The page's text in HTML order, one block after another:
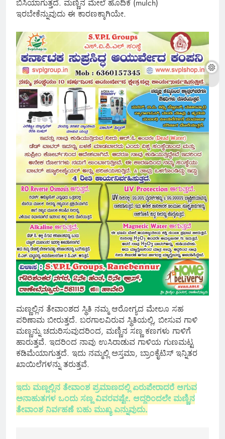
ಬಿಸಿಯಾಗುತ್ತದೆ. ಮಣ್ಣಿನ ಮೇಲೆ ಹೊದಿಕೆ (mulch)
ಇರಬೇಕೆನ್ನುವುದು ಈ ಕಾರಣಕ್ಕಾಗಿಯೇ.
ಮಣ್ಣಲ್ಲಿನ ತೇವಾಂಶದ ಸ್ಥಿತಿ ನಮ್ಮ ಆರೋಗ್ಯದ ಮೇಲೂ ಸಹ
ಪರಿಣಾಮ ಬೀರುತ್ತದೆ. ಬರಗಾಲವಿರುವ ಸ್ಥಿತಿಯಲ್ಲಿ, ಬೀಸುವ ಗಾಳಿ
ಮಣ್ಣನ್ನು ಚದುರಿಸುವುದರಿಂದ, ಮಣ್ಣಿನ ಸಣ್ಣ ಕಣಗಳು ಗಾಳಿಗೆ
ಹಾರುತ್ತವೆ. ಇದರಿಂದ ನಾವು ಉಸಿರಾಡುವ ಗಾಳಿಯ ಗುಣಮಟ್ಟ
ಕಡಿಮೆಯಾಗುತ್ತದೆ. ಇದು ನಮ್ಮಲ್ಲಿ ಅಸ್ತಮಾ, ಬ್ರಾಂಕೈಟಿಸ್ ಇನ್ನಿತರ
ಖಾಯಿಲೆಗಳನ್ನು ತರುತ್ತವೆ.
ಇದು ಮಣ್ಣಲ್ಲಿನ ತೇವಾಂಶ ಪ್ರಮಾಣದಲ್ಲಿ ಏರುಪೇರಾದರೆ ಆಗುವ
ಅನಾಹುತಗಳ ಒಂದು ಸಣ್ಣ ವಿವರವಷ್ಟೇ. ಆದ್ದರಿಂದಲೇ ಮಣ್ಣಿನ
ತೇವಾಂಶ ನಿರ್ವಹಣೆ ಬಹು ಮುಖ್ಯ ಎನ್ನುವುದು.